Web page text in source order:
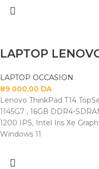
LAPTOP OCCASION
89 000,00 DA
Lenovo ThinkPad T14
1145G7 , 16GB DDR4-
1200 IPS, Intel Iris Xe
Windows 11